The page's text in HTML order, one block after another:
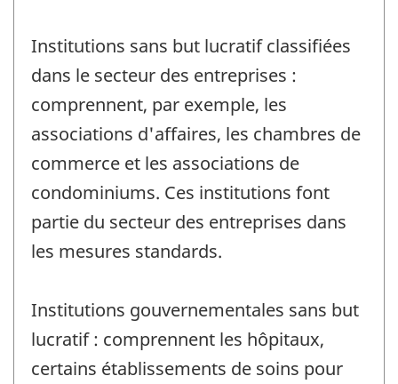
Institutions sans but lucratif classifiées
dans le secteur des entreprises :
comprennent, par exemple, les
associations d'affaires, les chambres de
commerce et les associations de
condominiums. Ces institutions font
partie du secteur des entreprises dans
les mesures standards.
Institutions gouvernementales sans but
lucratif : comprennent les hôpitaux,
certains établissements de soins pour